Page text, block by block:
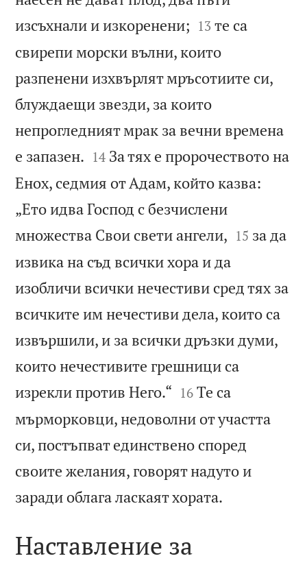
изсъхнали и изкоренени; 

13 те са
свирепи морски вълни, които
разпенени изхвърлят мръсотиите си,
блуждаещи звезди, за които
непрогледният мрак за вечни времена
е запазен. 

14 За тях е пророчеството на
Енох, седмия от Адам, който казва:
„Ето идва Господ с безчислени
множества Свои свети ангели, 

15 за да
извика на съд всички хора и да
изобличи всички нечестиви сред тях за
всичките им нечестиви дела, които са
извършили, и за всички дръзки думи,
които нечестивите грешници са
изрекли против Него.“ 

16 Те са
мърморковци, недоволни от участта
си, постъпват единствено според
своите желания, говорят надуто и
заради облага ласкаят хората.
Наставление за